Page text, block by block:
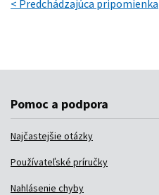
Pomoc a podpora
Najčastejšie otázky
Používateľské príručky
Nahlásenie chyby